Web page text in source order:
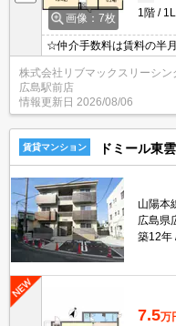
画像：7枚
1階
☆仲介手数料は賃料の半
☆最寄り電停まで徒歩３
ガスで光熱費節約☆追い
近隣にスーパーやコンビ
株式会社リブマックスリーシン
広島駅前店
情報更新日 2026/08/06
賃貸マンション ドミール東雲
山陽本
広島県
築12年
7.5万